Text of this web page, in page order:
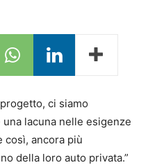
ci siamo
lacuna nelle esigenze
ancora più
della loro auto privata.”